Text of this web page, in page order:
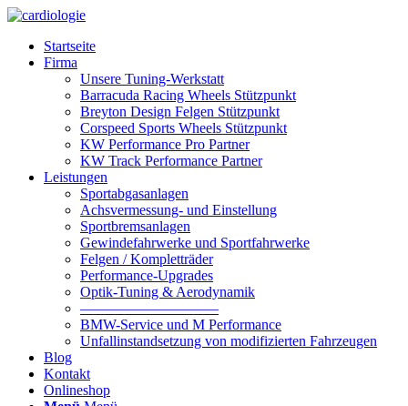
Startseite
Firma
Unsere Tuning-Werkstatt
Barracuda Racing Wheels Stützpunkt
Breyton Design Felgen Stützpunkt
Corspeed Sports Wheels Stützpunkt
KW Performance Pro Partner
KW Track Performance Partner
Leistungen
Sportabgasanlagen
Achsvermessung- und Einstellung
Sportbremsanlagen
Gewindefahrwerke und Sportfahrwerke
Felgen / Kompletträder
Performance-Upgrades
Optik-Tuning & Aerodynamik
—————————–
BMW-Service und M Performance
Unfallinstandsetzung von modifizierten Fahrzeugen
Blog
Kontakt
Onlineshop